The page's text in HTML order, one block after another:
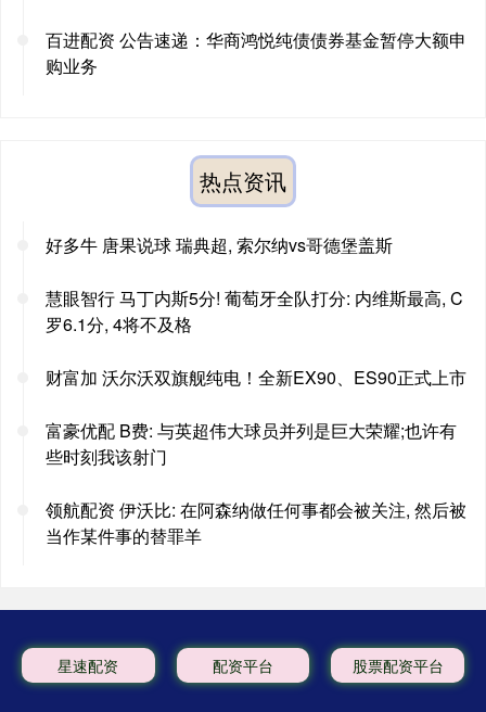
百进配资 公告速递：华商鸿悦纯债债券基金暂停大额申
购业务
热点资讯
好多牛 唐果说球 瑞典超, 索尔纳vs哥德堡盖斯
慧眼智行 马丁内斯5分! 葡萄牙全队打分: 内维斯最高, C
罗6.1分, 4将不及格
财富加 沃尔沃双旗舰纯电！全新EX90、ES90正式上市
富豪优配 B费: 与英超伟大球员并列是巨大荣耀;也许有
些时刻我该射门
领航配资 伊沃比: 在阿森纳做任何事都会被关注, 然后被
当作某件事的替罪羊
星速配资 配资平台 股票配资平台